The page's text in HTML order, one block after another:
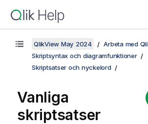
QlikView May 2024
Arbeta med
Skriptsyntax och diagramfunktioner
Skriptsatser och nyckelord
Vanliga
skriptsatser